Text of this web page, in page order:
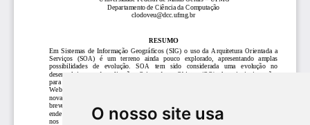
O nosso site usa